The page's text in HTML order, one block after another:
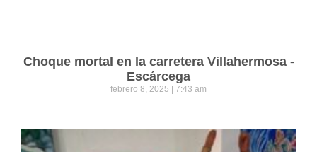
Choque mortal en la carretera Villahermosa -
Escárcega
febrero 8, 2025 7:43 am